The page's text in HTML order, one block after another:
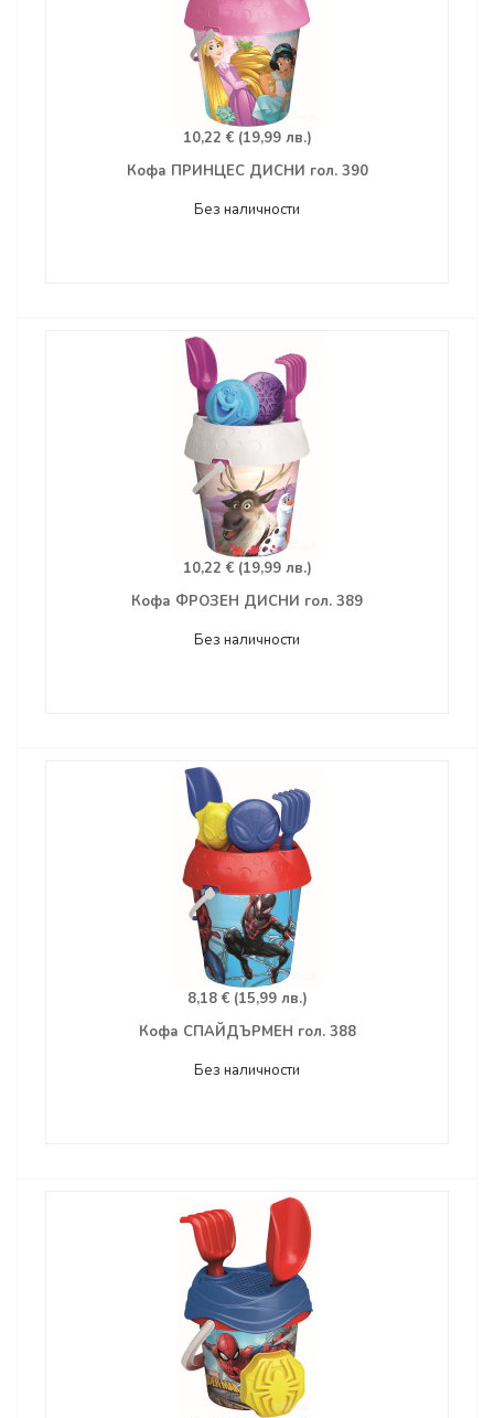
10,22 € (19,99 лв.)
Кофа ПРИНЦЕС ДИСНИ гол. 390
Без наличности
10,22 € (19,99 лв.)
Кофа ФРОЗЕН ДИСНИ гол. 389
Без наличности
8,18 € (15,99 лв.)
Кофа СПАЙДЪРМЕН гол. 388
Без наличности